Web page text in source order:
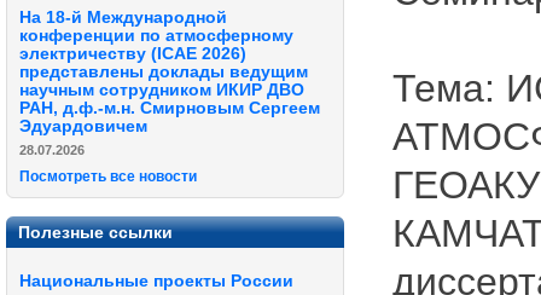
На 18-й Международной
конференции по атмосферному
электричеству (ICAE 2026)
представлены доклады ведущим
научным сотрудником ИКИР ДВО
РАН, д.ф.-м.н. Смирновым Сергеем
Эдуардовичем
28.07.2026
Посмотреть все новости
Полезные ссылки
Национальные проекты России
Тема: